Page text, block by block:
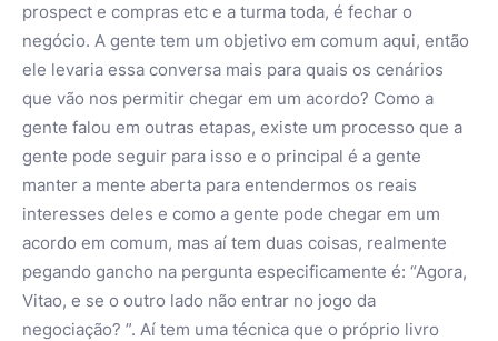
prospect e compras etc e a turma toda, é fechar o
negócio. A gente tem um objetivo em comum aqui, então
ele levaria essa conversa mais para quais os cenários
que vão nos permitir chegar em um acordo? Como a
gente falou em outras etapas, existe um processo que a
gente pode seguir para isso e o principal é a gente
manter a mente aberta para entendermos os reais
interesses deles e como a gente pode chegar em um
acordo em comum, mas aí tem duas coisas, realmente
pegando gancho na pergunta especificamente é: “Agora,
Vitao, e se o outro lado não entrar no jogo da
negociação? ”. Aí tem uma técnica que o próprio livro